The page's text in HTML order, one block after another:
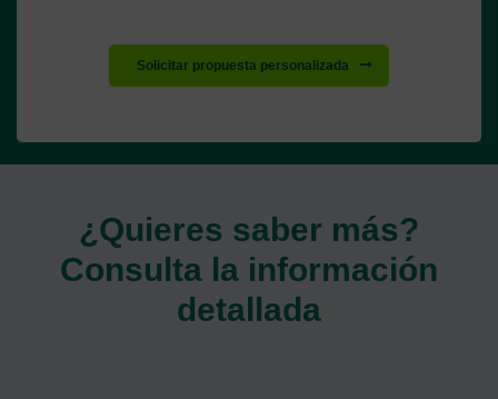
Solicitar propuesta personalizada
¿Quieres saber más?
Consulta la información
detallada